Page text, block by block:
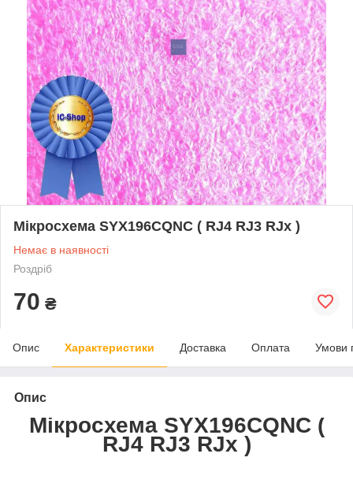
Мікросхема SYX196CQNC ( RJ4 RJ3 RJx )
Немає в наявності
Роздріб
70 ₴
Опис Характеристики Доставка Оплата Умови
Опис
Мікросхема SYX196CQNC (
RJ4 RJ3 RJx )